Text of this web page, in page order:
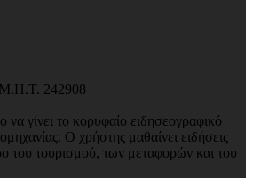
Μ.Η.Τ. 242908
γίνει το κορυφαίο ειδησεογραφικό
Ο χρήστης μαθαίνει ειδήσεις
του τουρισμού, των μεταφορών και του